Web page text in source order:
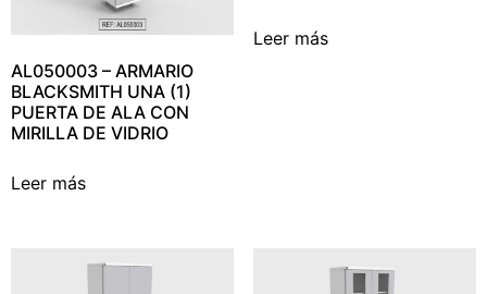
AL050003 – ARMARIO
BLACKSMITH UNA (1)
PUERTA DE ALA CON
MIRILLA DE VIDRIO
Leer más
Leer más